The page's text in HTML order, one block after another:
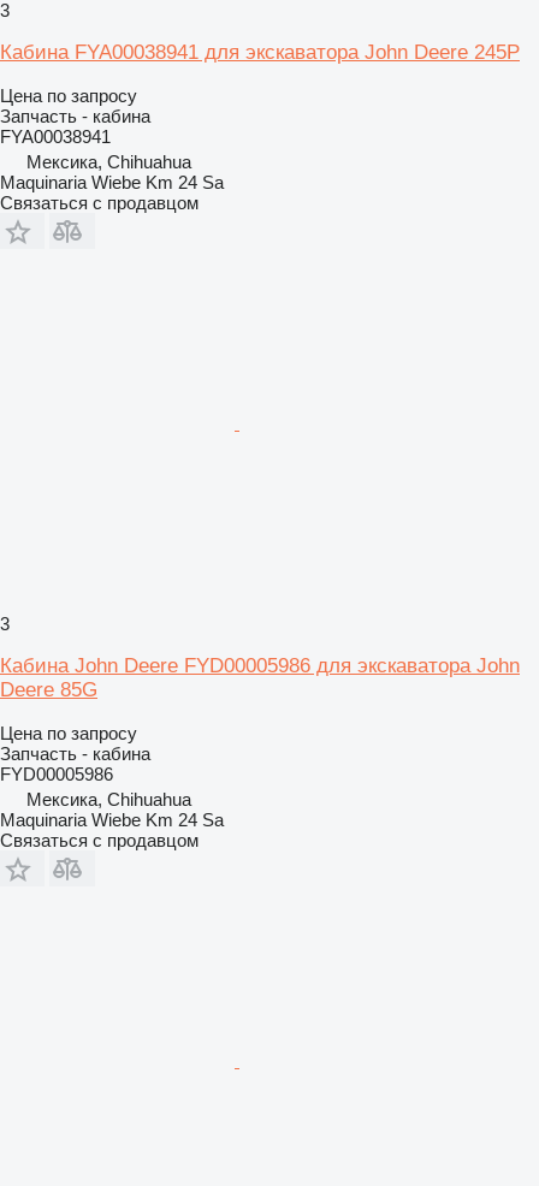
3
Кабина FYA00038941 для экскаватора John Deere 245P
Цена по запросу
Запчасть - кабина
FYA00038941
Мексика, Chihuahua
Maquinaria Wiebe Km 24 Sa
Связаться с продавцом
3
Кабина John Deere FYD00005986 для экскаватора John
Deere 85G
Цена по запросу
Запчасть - кабина
FYD00005986
Мексика, Chihuahua
Maquinaria Wiebe Km 24 Sa
Связаться с продавцом